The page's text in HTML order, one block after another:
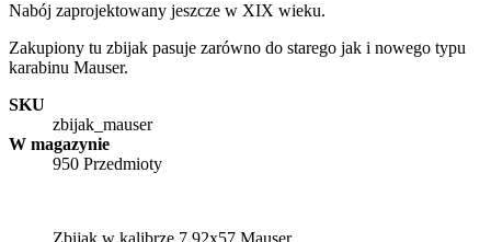
Nabój zaprojektowany jeszcze w XIX wieku.
Zakupiony tu zbijak pasuje zarówno do starego jak i nowego typu
karabinu Mauser.
SKU
zbijak_mauser
W magazynie
950 Przedmioty